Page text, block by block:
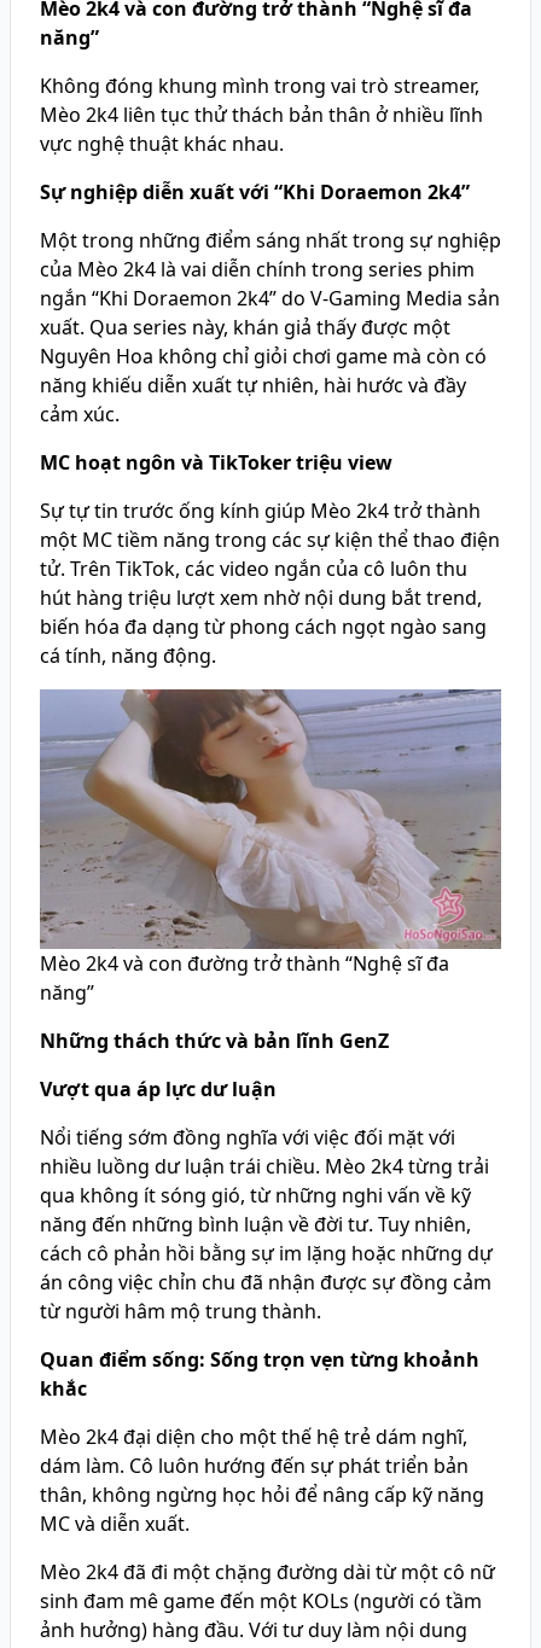
Mèo 2k4 và con đường trở thành “Nghệ sĩ đa
năng”
Không đóng khung mình trong vai trò streamer,
Mèo 2k4 liên tục thử thách bản thân ở nhiều lĩnh
vực nghệ thuật khác nhau.
Sự nghiệp diễn xuất với “Khi Doraemon 2k4”
Một trong những điểm sáng nhất trong sự nghiệp
của Mèo 2k4 là vai diễn chính trong series phim
ngắn “Khi Doraemon 2k4” do V-Gaming Media sản
xuất. Qua series này, khán giả thấy được một
Nguyên Hoa không chỉ giỏi chơi game mà còn có
năng khiếu diễn xuất tự nhiên, hài hước và đầy
cảm xúc.
MC hoạt ngôn và TikToker triệu view
Sự tự tin trước ống kính giúp Mèo 2k4 trở thành
một MC tiềm năng trong các sự kiện thể thao điện
tử. Trên TikTok, các video ngắn của cô luôn thu
hút hàng triệu lượt xem nhờ nội dung bắt trend,
biến hóa đa dạng từ phong cách ngọt ngào sang
cá tính, năng động.
Mèo 2k4 và con đường trở thành “Nghệ sĩ đa
năng”
Những thách thức và bản lĩnh GenZ
Vượt qua áp lực dư luận
Nổi tiếng sớm đồng nghĩa với việc đối mặt với
nhiều luồng dư luận trái chiều. Mèo 2k4 từng trải
qua không ít sóng gió, từ những nghi vấn về kỹ
năng đến những bình luận về đời tư. Tuy nhiên,
cách cô phản hồi bằng sự im lặng hoặc những dự
án công việc chỉn chu đã nhận được sự đồng cảm
từ người hâm mộ trung thành.
Quan điểm sống: Sống trọn vẹn từng khoảnh
khắc
Mèo 2k4 đại diện cho một thế hệ trẻ dám nghĩ,
dám làm. Cô luôn hướng đến sự phát triển bản
thân, không ngừng học hỏi để nâng cấp kỹ năng
MC và diễn xuất.
Mèo 2k4 đã đi một chặng đường dài từ một cô nữ
sinh đam mê game đến một KOLs (người có tầm
ảnh hưởng) hàng đầu. Với tư duy làm nội dung